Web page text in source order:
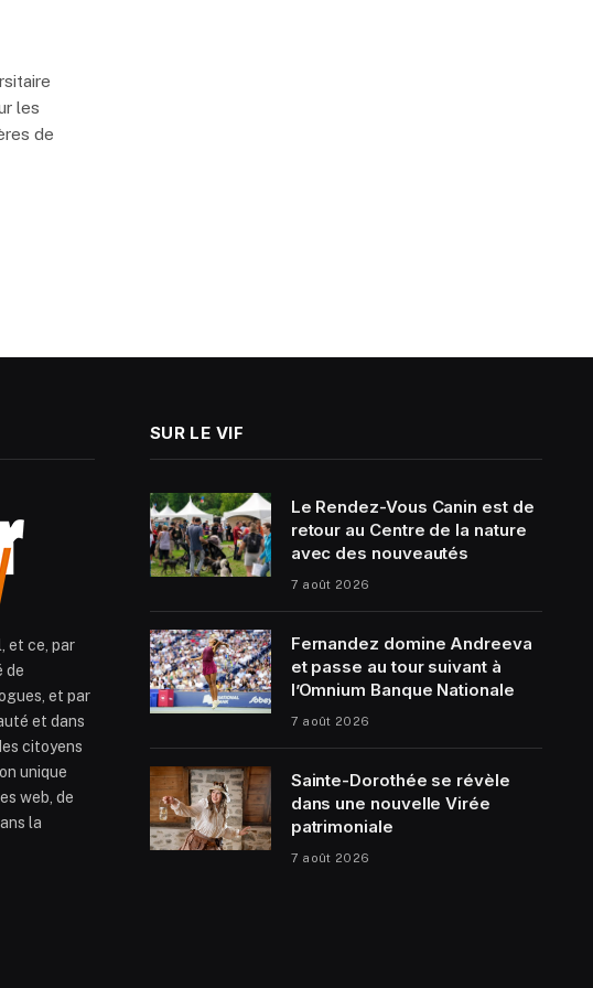
les
de
et ce, par
de
et par
et dans
citoyens
unique
web, de
la
SUR LE VIF
Le Rendez-Vous Canin est de
retour au Centre de la nature
avec des nouveautés
7 août 2026
Fernandez domine Andreeva
et passe au tour suivant à
l’Omnium Banque Nationale
7 août 2026
Sainte-Dorothée se révèle
dans une nouvelle Virée
patrimoniale
7 août 2026